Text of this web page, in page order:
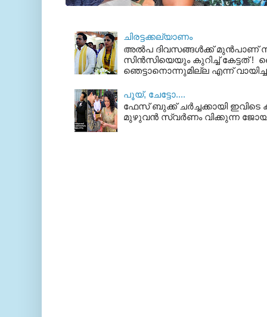
ചിരട്ടക്കല്യാണം
അല്‍പ ദിവസങ്ങള്‍ക്ക് മുന്‍പാണ്
സിന്‍സിയെയും കുറിച്ച് കേട്ടത് !
ഞെട്ടാനൊന്നുമില്ല എന്ന്
പൂയ്‌, ചേട്ടോ....
ഫേസ് ബുക്ക്‌ ചര്‍ച്ചക്കായി
മുഴുവന്‍ സ്വര്‍ണം വിക്കുന്ന